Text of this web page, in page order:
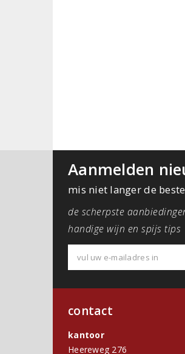
Aanmelden
mis niet langer de
de scherpste
handige wijn en spijs tips
contact
kantoor
Heereweg 276